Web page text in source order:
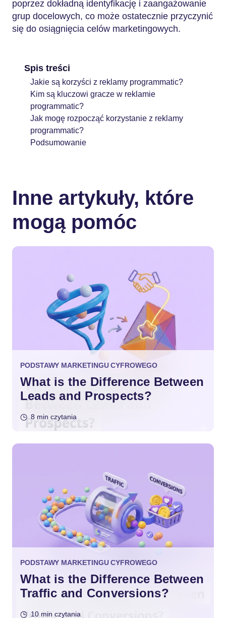
poprzez dokładną identyfikację i zaangażowanie
grup docelowych, co może ostatecznie przyczynić
się do osiągnięcia celów marketingowych.
Spis treści
Jakie są korzyści z reklamy programmatic?
Kim są kluczowi gracze w reklamie
programmatic?
Jak mogę rozpocząć korzystanie z reklamy
programmatic?
Podsumowanie
Inne artykuły, które
mogą pomóc
PODSTAWY MARKETINGU CYFROWEGO
What is the Difference Between
Leads and Prospects?
8 min czytania
PODSTAWY MARKETINGU CYFROWEGO
What is the Difference Between
Traffic and Conversions?
10 min czytania